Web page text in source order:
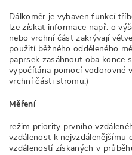
Dálkoměr je vybaven funkcí
lze získat informace např. o
nebo vrchní část zakrývají
použití běžného odděleného
paprsek zasáhnout oba konce
vypočítána pomocí vodorovné
vrchní části stromu.)
Měření
režim priority prvního
vzdálenost k nejvzdálenějšímu
vzdáleností získaných v